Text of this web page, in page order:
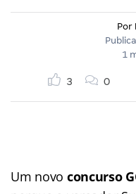
Por
1
3 0
Um novo concurso